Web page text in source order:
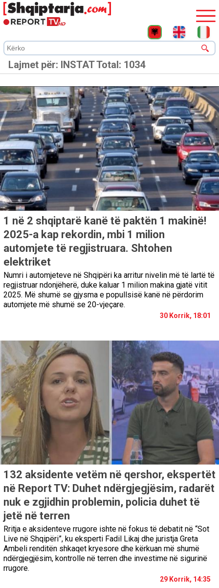
Lajmet për: INSTATTotal: 1034
1 në 2 shqiptarë kanë të paktën 1 makinë!
2025-a kap rekordin, mbi 1 milion
automjete të regjistruara. Shtohen
elektriket
Numri i automjeteve në Shqipëri ka arritur nivelin më të lartë të
regjistruar ndonjëherë, duke kaluar 1 milion makina gjatë vitit
2025. Më shumë se gjysma e popullsisë kanë në përdorim
automjete më shumë se 20-vjeçare.
30 Korrik, 18:01
132 aksidente vetëm në qershor, ekspertët
në Report TV: Duhet ndërgjegjësim, radarët
nuk e zgjidhin problemin, policia duhet të
jetë në terren
Rritja e aksidenteve rrugore ishte në fokus të debatit në “Sot
Live në Shqipëri”, ku eksperti Fadil Likaj dhe juristja Greta
Ambeli renditën shkaqet kryesore dhe kërkuan më shumë
ndërgjegjësim, kontrolle në terren dhe investime në sigurinë
rrugore.
29 Korrik, 14:35